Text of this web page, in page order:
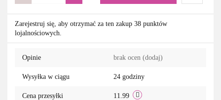
Do
Zarejestruj się, aby otrzymać za ten zakup 38 punktów
lojalnościowych.
Opinie brak ocen (dodaj)
Wysyłka w ciągu 24 godziny
Cena przesyłki 11.99